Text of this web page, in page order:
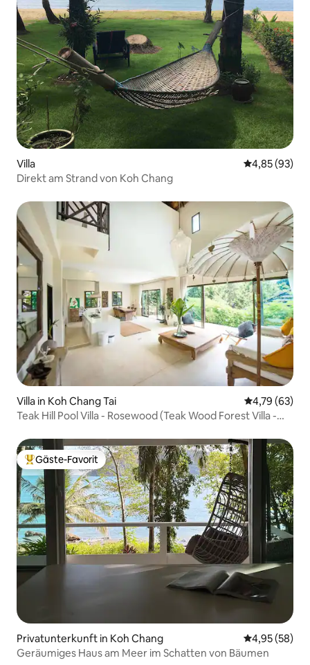
Villa
4,85 (93)
Direkt am Strand von Koh Chang
Villa in Koh Chang Tai
4,79 (63)
Teak Hill Pool Villa - Rosewood (Teak Wood Forest Villa -
Beliebter Gäste-Favorit.
Gäste-Favorit
Privatunterkunft in Koh Chang
4,95 (58)
Geräumiges Haus am Meer im Schatten von Bäumen